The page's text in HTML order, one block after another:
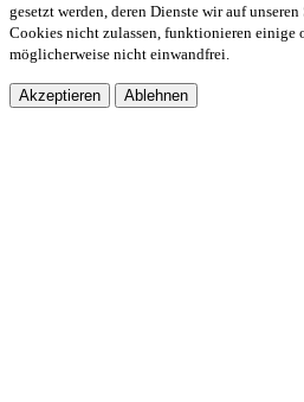
gesetzt werden, deren Dienste wir auf
Cookies nicht zulassen, funktionieren einige
möglicherweise nicht einwandfrei.
Akzeptieren Ablehnen